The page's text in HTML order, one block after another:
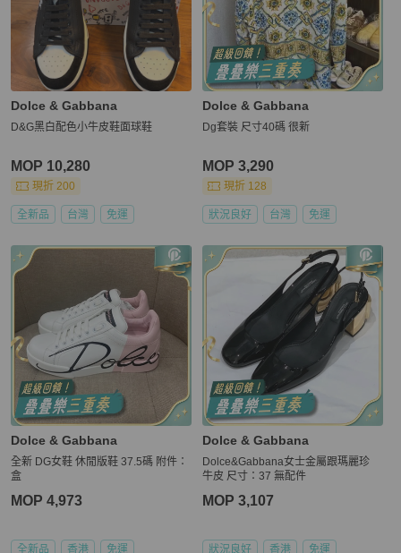
Dolce & Gabbana
D&G黑白配色小牛皮鞋面球鞋
MOP 10,280
現折 200
全新品 台灣 免運
Dolce & Gabbana
Dg套裝 尺寸40碼 很新
MOP 3,290
現折 128
狀況良好 台灣 免運
Dolce & Gabbana
全新 DG女鞋 休閒版鞋 37.5碼 附件：
盒
MOP 4,973
全新品 香港 免運
Dolce & Gabbana
Dolce&Gabbana女士金屬跟瑪麗珍
牛皮 尺寸：37 無配件
MOP 3,107
狀況良好 香港 免運